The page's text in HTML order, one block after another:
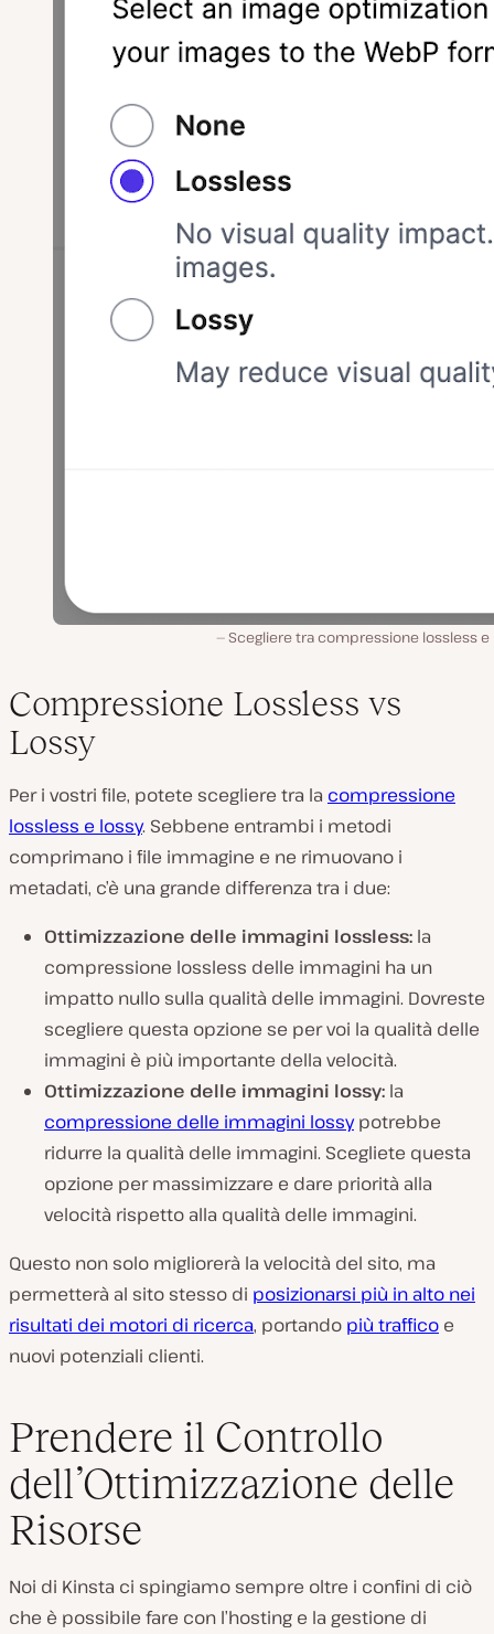
Scegliere tra compressione lossless e
Compressione Lossless vs
Lossy
Per i vostri file, potete scegliere tra la compressione
lossless e lossy. Sebbene entrambi i metodi
comprimano i file immagine e ne rimuovano i
metadati, c’è una grande differenza tra i due:
Ottimizzazione delle immagini lossless: la
compressione lossless delle immagini ha un
impatto nullo sulla qualità delle immagini. Dovreste
scegliere questa opzione se per voi la qualità delle
immagini è più importante della velocità.
Ottimizzazione delle immagini lossy: la
compressione delle immagini lossypotrebbe
ridurre la qualità delle immagini. Scegliete questa
opzione per massimizzare e dare priorità alla
velocità rispetto alla qualità delle immagini.
Questo non solo migliorerà la velocità del sito, ma
permetterà al sito stesso di posizionarsi più in alto nei
risultati dei motori di ricerca, portando più traffico e
nuovi potenziali clienti.
Prendere il Controllo
dell’Ottimizzazione delle
Risorse
Noi di Kinsta ci spingiamo sempre oltre i confini di ciò
che è possibile fare con l’hosting e la gestione di